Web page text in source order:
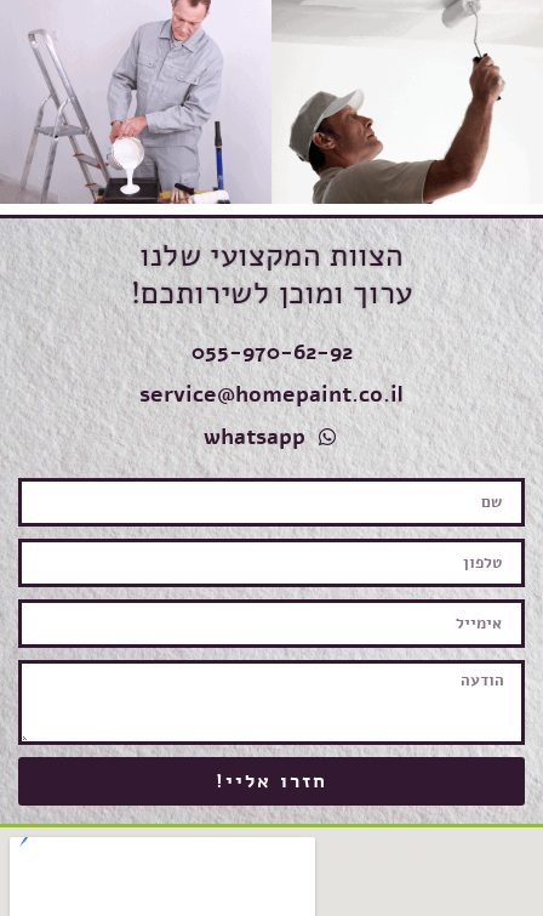
הצוות המקצועי שלנו
ערוך ומוכן לשירותכם!
055-970-62-92
service@homepaint.co.il
whatsapp
חזרו אליי!